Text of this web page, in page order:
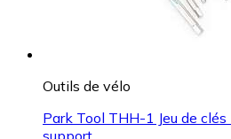
Outils de vélo
Park Tool THH-1 Jeu de